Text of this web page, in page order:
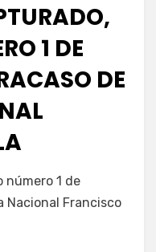
1 DE
DE
número 1 de
Nacional Francisco